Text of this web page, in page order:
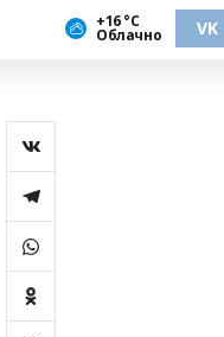
+16 °С
Облачно VK